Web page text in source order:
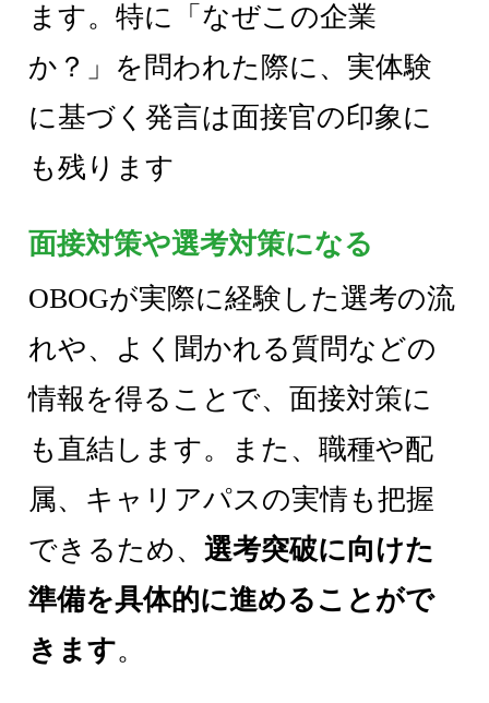
ます。特に「なぜこの企業
か？」を問われた際に、実体験
に基づく発言は面接官の印象に
も残ります
面接対策や選考対策になる
OBOGが実際に経験した選考の流
れや、よく聞かれる質問などの
情報を得ることで、面接対策に
も直結します。また、職種や配
属、キャリアパスの実情も把握
できるため、選考突破に向けた
準備を具体的に進めることがで
きます。